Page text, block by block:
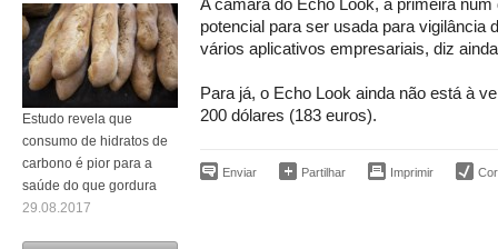
A camara do Echo Look, a primeira
potencial para ser usada para vigilância
vários aplicativos empresariais, diz
Para já, o Echo Look ainda não está à
200 dólares (183 euros).
Enviar Partilhar Imprimir
Estudo revela que
consumo de hidratos de
carbono é pior para a
saúde do que gordura
29.08.2017